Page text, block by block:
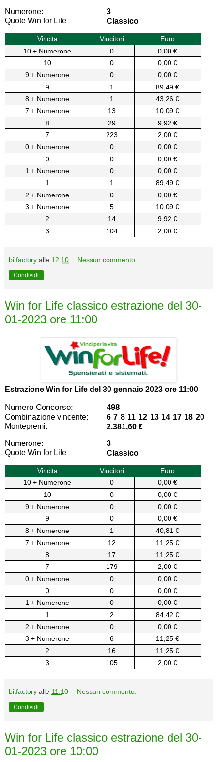
Numerone:
3
Quote Win for Life
Classico
Vincita Vincitori
Euro
10 + Numerone
0
0,00 €
10
0
0,00 €
9 + Numerone
0
0,00 €
9
1
89,49 €
8 + Numerone
1
43,26 €
7 + Numerone
13
10,09 €
8
29
9,92 €
7
223
2,00 €
0 + Numerone
0
0,00 €
0
0
0,00 €
1 + Numerone
0
0,00 €
1
1
89,49 €
2 + Numerone
0
0,00 €
3 + Numerone
5
10,09 €
2
14
9,92 €
3
104 2,00 €
bitfactory alle 12:10 Nessun commento:
Condividi
Win for Life classico estrazione del 30-
01-2023 ore 11:00
Estrazione Win for Life del 30 gennaio 2023 ore 11:00
Numero Concorso: 498
Combinazione vincente:
6 7 8 11 12 13 14 17 18 20
Montepremi:
2.381,60 €
Numerone:
3
Quote Win for Life
Classico
Vincita Vincitori
Euro
10 + Numerone
0
0,00 €
10
0
0,00 €
9 + Numerone
0
0,00 €
9
0
0,00 €
8 + Numerone
1
40,81 €
7 + Numerone
12
11,25 €
8
17
11,25 €
7
179
2,00 €
0 + Numerone
0
0,00 €
0
0
0,00 €
1 + Numerone
0
0,00 €
1
2
84,42 €
2 + Numerone
0
0,00 €
3 + Numerone
6
11,25 €
2
16
11,25 €
3
105 2,00 €
bitfactory alle 11:10 Nessun commento:
Condividi
Win for Life classico estrazione del 30-
01-2023 ore 10:00